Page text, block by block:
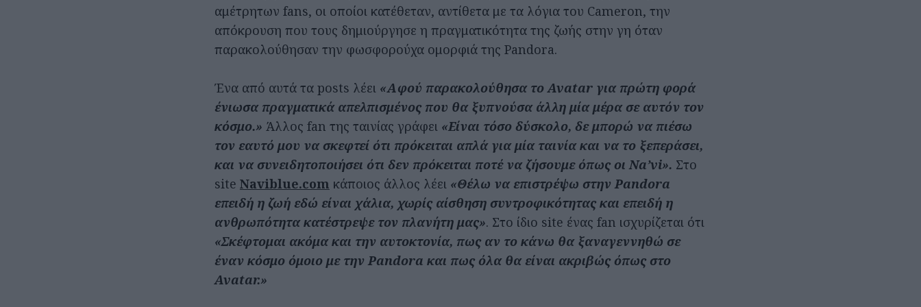
αμέτρητων fans, οι οποίοι κατέθεταν, αντίθετα με τα λόγια του Cameron, την
απόκρουση που τους δημιούργησε η πραγματικότητα της ζωής στην γη όταν
παρακολούθησαν την φωσφορούχα ομορφιά της Pandora.
Ένα από αυτά τα posts λέει «Αφού παρακολούθησα το Avatar για πρώτη φορά
ένιωσα πραγματικά απελπισμένος που θα ξυπνούσα άλλη μία μέρα σε αυτόν τον
κόσμο.» Άλλος fan της ταινίας γράφει«Είναι τόσο δύσκολο, δε μπορώ να πιέσω
τον εαυτό μου να σκεφτεί ότι πρόκειται απλά για μία ταινία και να το ξεπεράσει,
και να συνειδητοποιήσει ότι δεν πρόκειται ποτέ να ζήσουμε όπως οι Na’vi». Στο
site Naviblue.com κάποιος άλλος λέει «Θέλω να επιστρέψω στην Pandora
επειδή η ζωή εδώ είναι χάλια, χωρίς αίσθηση συντροφικότητας και επειδή η
ανθρωπότητα κατέστρεψε τον πλανήτη μας». Στο ίδιο site ένας fan ισχυρίζεται ότι
«Σκέφτομαι ακόμα και την αυτοκτονία, πως αν το κάνω θα ξαναγεννηθώ σε
έναν κόσμο όμοιο με την Pandora και πως όλα θα είναι ακριβώς όπως στο
Avatar.»